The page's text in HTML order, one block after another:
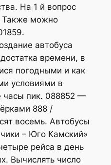
На 1 й вопрос
Также можно
автобуса
времени, в
погодными и как
условиями в
часы пик. 088852 —
888 /
восемь. Автобусы
– Юго Камский»
рейса в день
Вычислять число